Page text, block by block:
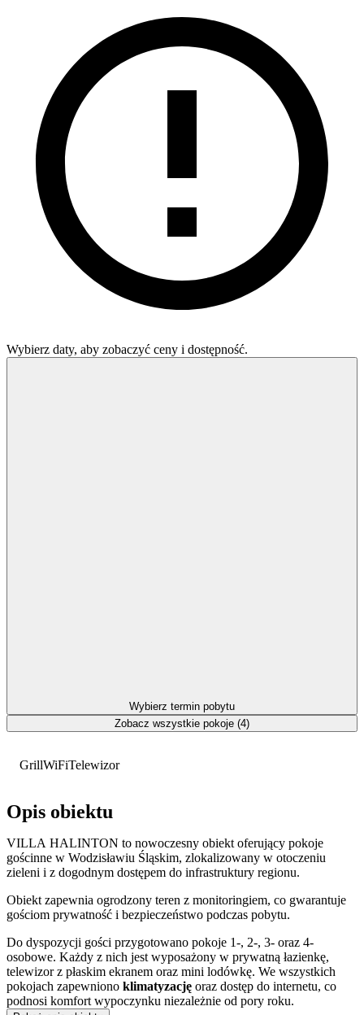
GrillWiFiTelewizor
Opis obiektu
VILLA HALINTON to nowoczesny obiekt oferujący pokoje
gościnne w Wodzisławiu Śląskim, zlokalizowany w otoczeniu
zieleni i z dogodnym dostępem do infrastruktury regionu.
Obiekt zapewnia ogrodzony teren z monitoringiem, co gwarantuje
gościom prywatność i bezpieczeństwo podczas pobytu.
Do dyspozycji gości przygotowano pokoje 1-, 2-, 3- oraz 4-
osobowe. Każdy z nich jest wyposażony w prywatną łazienkę,
telewizor z płaskim ekranem oraz mini lodówkę. We wszystkich
pokojach zapewniono klimatyzację oraz dostęp do internetu, co
podnosi komfort wypoczynku niezależnie od pory roku.
Wybierz daty, aby zobaczyć ceny i dostępność.
Wybierz termin pobytu
Zobacz wszystkie pokoje (4)